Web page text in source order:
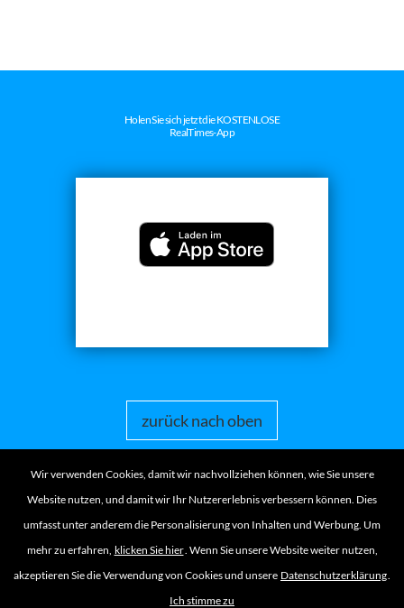
Wir verwenden Cookies, damit wir nachvollziehen können, wie Sie unsere
Website nutzen, und damit wir Ihr Nutzererlebnis verbessern können. Dies
umfasst unter anderem die Personalisierung von Inhalten und Werbung. Um
mehr zu erfahren, klicken Sie hier. Wenn Sie unsere Website weiter nutzen,
akzeptieren Sie die Verwendung von Cookies und unsere Datenschutzerklärung.
Ich stimme zu
Holen Sie sich jetzt die KOSTENLOSE
zurück nach oben
Kontakt
Datenschutzerklärung